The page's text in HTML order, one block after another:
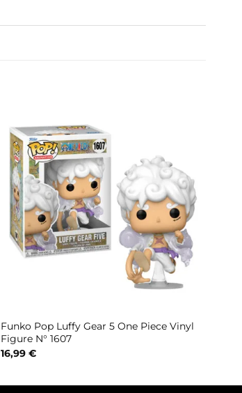
Funko Pop Luffy Gear 5 One Piece Vinyl
Figure N° 1607
16,99 €